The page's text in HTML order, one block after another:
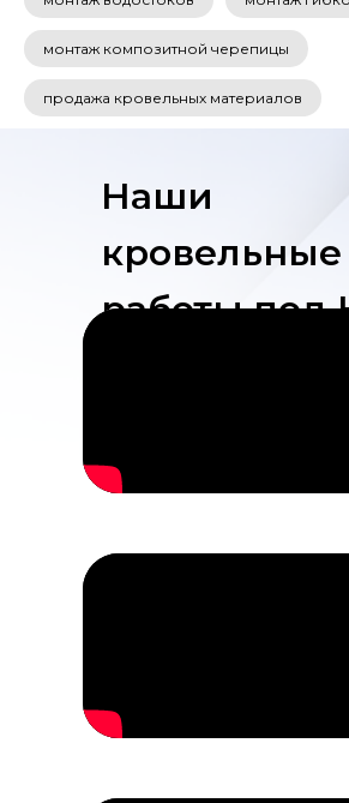
монтаж композитной черепицы
продажа кровельных материалов
Наши
кровельные
работы